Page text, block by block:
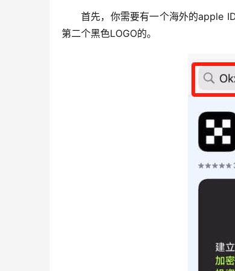
首先，你需要有一个海外的apple
第二个黑色LOGO的。